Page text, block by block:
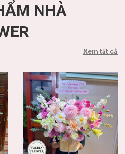
NHÀ
Xem tất cả